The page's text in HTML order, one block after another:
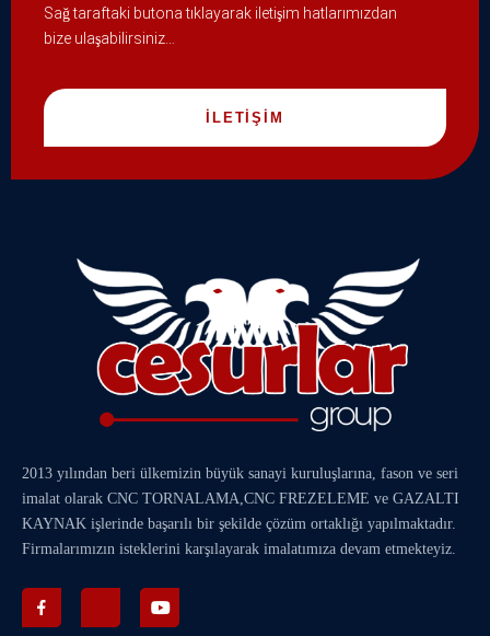
Sağ taraftaki butona tıklayarak iletişim hatlarımızdan
bize ulaşabilirsiniz…
İLETİŞİM
2013 yılından beri ülkemizin büyük sanayi kuruluşlarına, fason ve seri
imalat olarak CNC TORNALAMA CNC FREZELEME ve GAZALTI
KAYNAK işlerinde başarılı bir şekilde çözüm ortaklığı yapılmaktadır.
Firmalarımızın isteklerini karşılayarak imalatımıza devam etmekteyiz.